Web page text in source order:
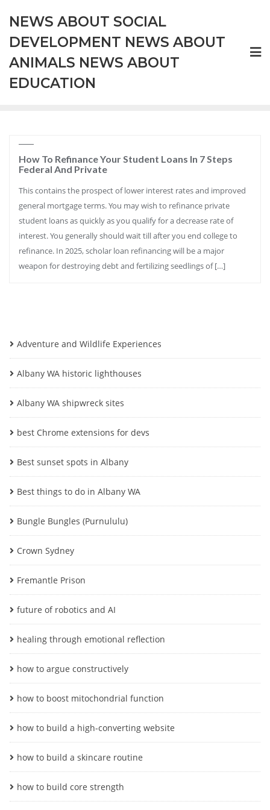
content
NEWS ABOUT SOCIAL
DEVELOPMENT NEWS ABOUT
ANIMALS NEWS ABOUT
EDUCATION
How To Refinance Your Student Loans In 7 Steps
Federal And Private
This contains the prospect of lower interest rates and improved
general mortgage terms. You may wish to refinance private
student loans as quickly as you qualify for a decrease rate of
interest. You generally should wait till after you end college to
refinance. In 2025, scholar loan refinancing will be a major
weapon for destroying debt and fertilizing seedlings of […]
Adventure and Wildlife Experiences
Albany WA historic lighthouses
Albany WA shipwreck sites
best Chrome extensions for devs
Best sunset spots in Albany
Best things to do in Albany WA
Bungle Bungles (Purnululu)
Crown Sydney
Fremantle Prison
future of robotics and AI
healing through emotional reflection
how to argue constructively
how to boost mitochondrial function
how to build a high-converting website
how to build a skincare routine
how to build core strength